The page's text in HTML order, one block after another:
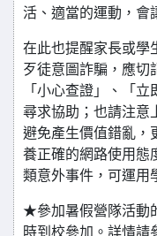
活、適當的運動，會
在此也提醒家長或學
歹徒意圖詐騙，應切
「小心查證」、「
尋求協助；也請注意
避免產生價值錯亂，
養正確的網路使用態
類意外事件，可運用
★參加暑假營隊活動
時到校參加。詳情請